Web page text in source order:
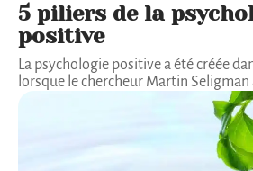
5 piliers de la
positive
La psychologie positive a été créée
lorsque le chercheur Martin Seligman